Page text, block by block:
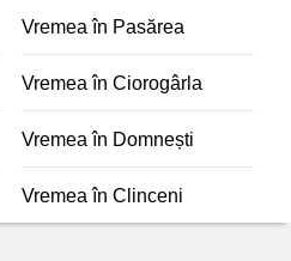
Vremea în Pasărea
Vremea în Ciorogârla
Vremea în Domnești
Vremea în Clinceni